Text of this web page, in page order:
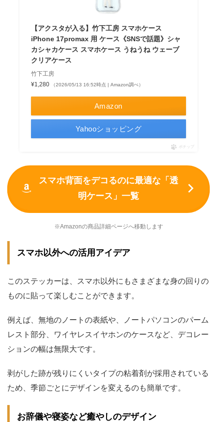
【アクスタが入る】竹下工房 スマホケース
iPhone 17promax 用 ケース《SNSで話題》シャ
カシャカケース スマホケース うねうね ウェーブ
クリアケース
竹下工房
¥1,280
（2026/05/13 16:52時点 | Amazon調べ）
Amazon
Yahooショッピング
ポチップ
スマホ背面をデコるのに最適な「透
明ケース」一覧
※Amazonの商品詳細ページへ移動します
スマホ以外への活用アイデア
このステッカーは、スマホ以外にもさまざまな身の回りの
ものに貼って楽しむことができます。
例えば、無地のノートの表紙や、ノートパソコンのパーム
レスト部分、ワイヤレスイヤホンのケースなど、デコレー
ションの幅は無限大です。
剥がした跡が残りにくいタイプの粘着剤が採用されている
ため、季節ごとにデザインを変えるのも簡単です。
お辞儀や寝姿など癒やしのデザイン